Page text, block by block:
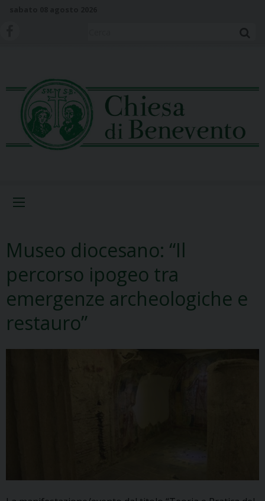
Museo diocesano: “Il
percorso ipogeo tra
emergenze archeologiche e
restauro”